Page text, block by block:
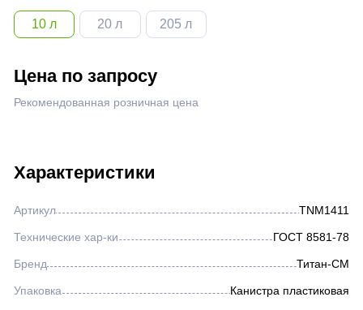
10 л 20 л 205 л
Цена по запросу
Рекомендованная розничная цена
Характеристики
Артикул TNМ1411
Технические хар-ки ГОСТ 8581-78
Бренд Титан-СМ
Упаковка Канистра пластиковая
Жидкости для розжига
Металлургическая отрасль
Горнодобывающая отрасль
Аэрозоли